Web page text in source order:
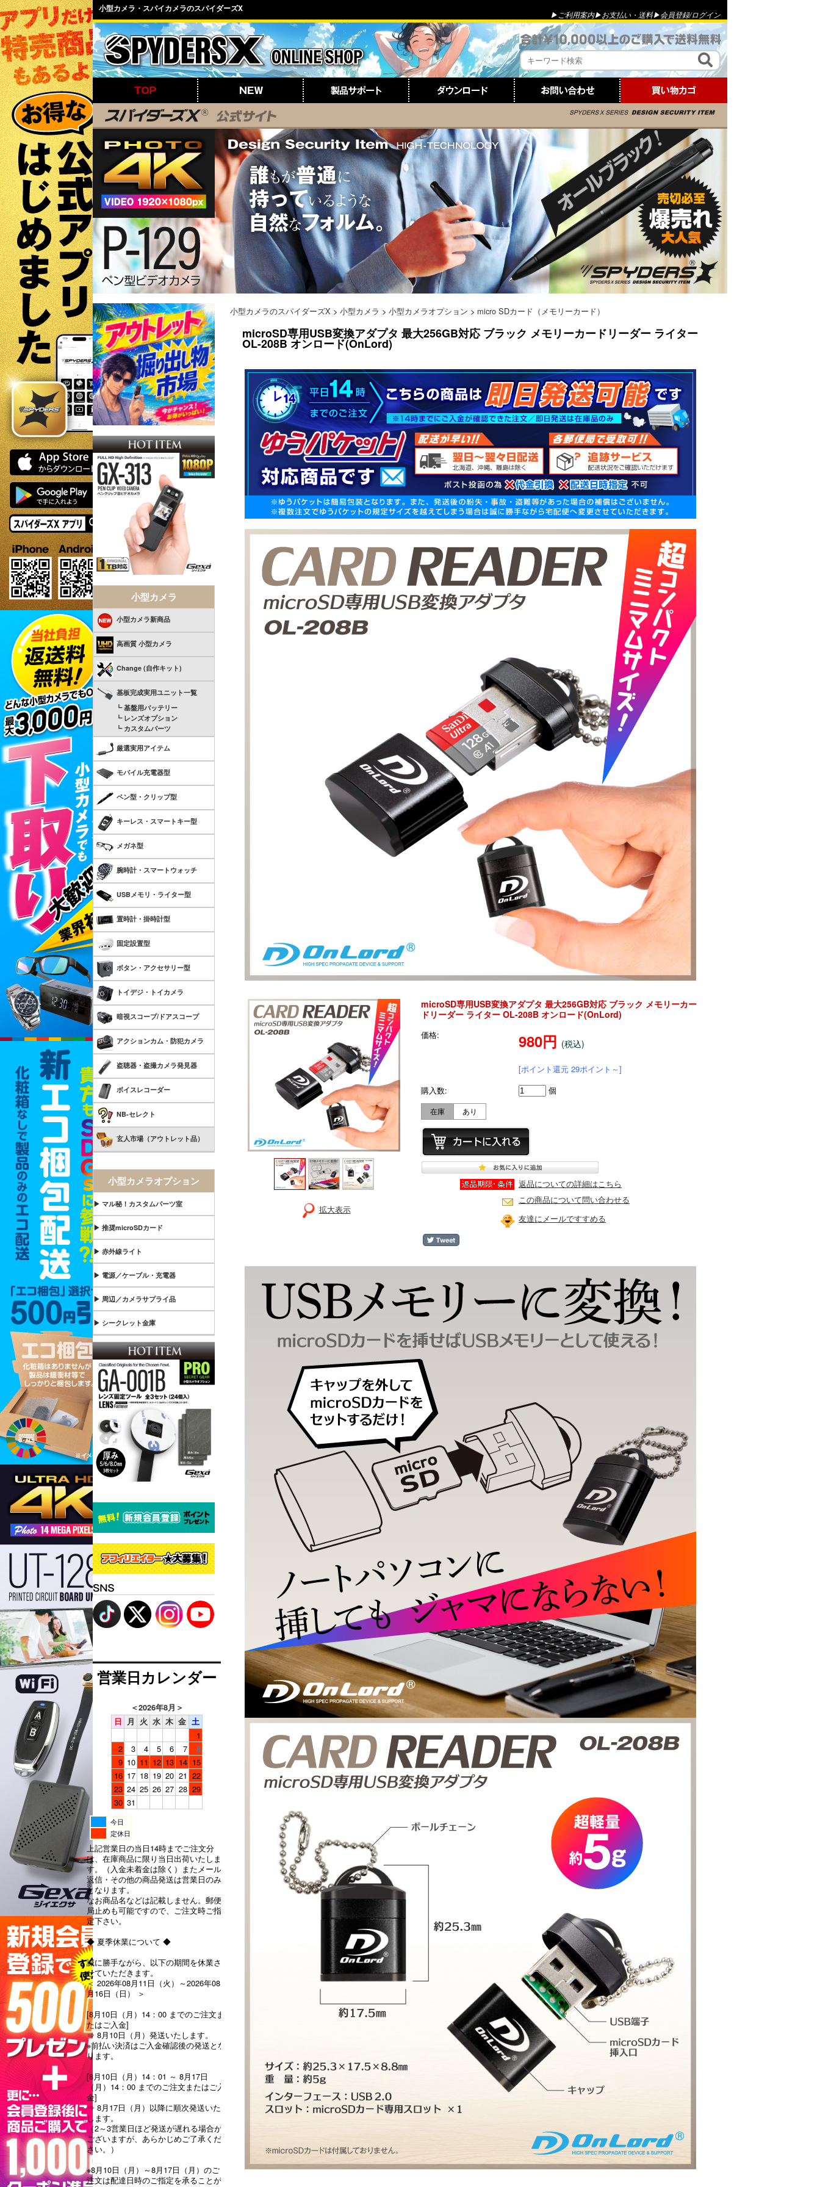
小型カメラ・スパイカメラのスパイダーズX
▶ご利用案内▶お支払い・送料▶会員登録/ログイン
小型カメラ
小型カメラ新商品
高画質 小型カメラ
Change (自作キット)
基板完成実用ユニット一覧
┗ 基盤用バッテリー
┗ レンズオプション
┗ カスタムパーツ
厳選実用アイテム
モバイル充電器型
ペン型・クリップ型
キーレス・スマートキー型
メガネ型
腕時計・スマートウォッチ
USBメモリ・ライター型
置時計・掛時計型
固定設置型
ボタン・アクセサリー型
トイデジ・トイカメラ
暗視スコープ/ドアスコープ
アクションカム・防犯カメラ
盗聴器・盗撮カメラ発見器
ボイスレコーダー
NB-セレクト
玄人市場（アウトレット品）
小型カメラオプション
▶ マル秘！カスタムパーツ室
▶ 推奨microSDカード
▶ 赤外線ライト
▶ 電源／ケーブル・充電器
▶ 周辺／カメラサプライ品
▶ シークレット金庫
営業日カレンダー
＜2026年8月 ＞
日
月 火 水 木 金 土
1
2
3 4 5 6 7
8
9 10 11 12 13 14 15
16 17 18 19 20 21 22
23 24 25 26 27 28 29
30 31
今日
定休日
上記営業日の当日14時までご注文分
は、在庫商品に限り当日出荷いたしま
す。（入金未着金は除く）またメール
返信・その他の商品発送は営業日のみ
となります。
なお商品名などは記載しません。郵便
局止めも可能ですので、ご注文時ご指
定下さい。
◆ 夏季休業について ◆
誠に勝手ながら、以下の期間を休業さ
せていただきます。
＜ 2026年08月11日（火）～2026年08
月16日（日） ＞
[8月10日（月）14：00 までのご注文ま
たはご入金]
⇒ 8月10日（月）発送いたします。
※前払い決済はご入金確認後の発送とな
ります。
[8月10日（月）14：01 ～ 8月17日
（月）14：00 までのご注文またはご入
金]
⇒ 8月17日（月）以降に順次発送いた
します。
（2～3営業日ほど発送が遅れる場合が
ございますが、あらかじめご了承くだ
さい。）
※8月10日（月）～8月17日（月）のご
注文は配達日時のご指定を承ることが
小型カメラのスパイダーズX > 小型カメラ > 小型カメラオプション > micro SDカード（メモリーカード）
microSD専用USB変換アダプタ 最大256GB対応 ブラック メモリーカードリーダー ライター
OL-208B オンロード(OnLord)
拡大表示
microSD専用USB変換アダプタ 最大256GB対応 ブラック メモリーカー
ドリーダー ライター OL-208B オンロード(OnLord)
価格: 980円 (税込)
[ポイント還元 29ポイント～]
購入数:
個
在庫 あり
返品についての詳細はこちら
この商品について問い合わせる
友達にメールですすめる